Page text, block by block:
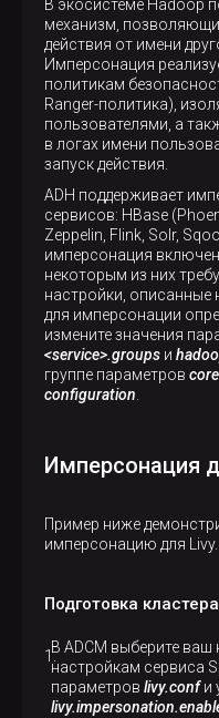
В экосистеме Hadoop
механизм,
действия от имени
Имперсонация
политикам
Ranger-политика),
пользователями, а
в логах имени
запуск действия.
ADH поддерживает
сервисов: HBase
Zeppelin, Flink, Solr,
имперсонация
некоторым из них
настройки, описанные
для имперсонации
измените значения
<service>.groups и
группе параметров
configuration
Имперсонация
Пример ниже
имперсонацию для Livy.
Подготовка
В ADCM выберите ваш
настройкам сервиса
параметров livy.confи